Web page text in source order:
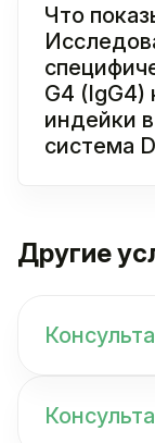
Что
G4 (IgG4)
индейки
система
Другие